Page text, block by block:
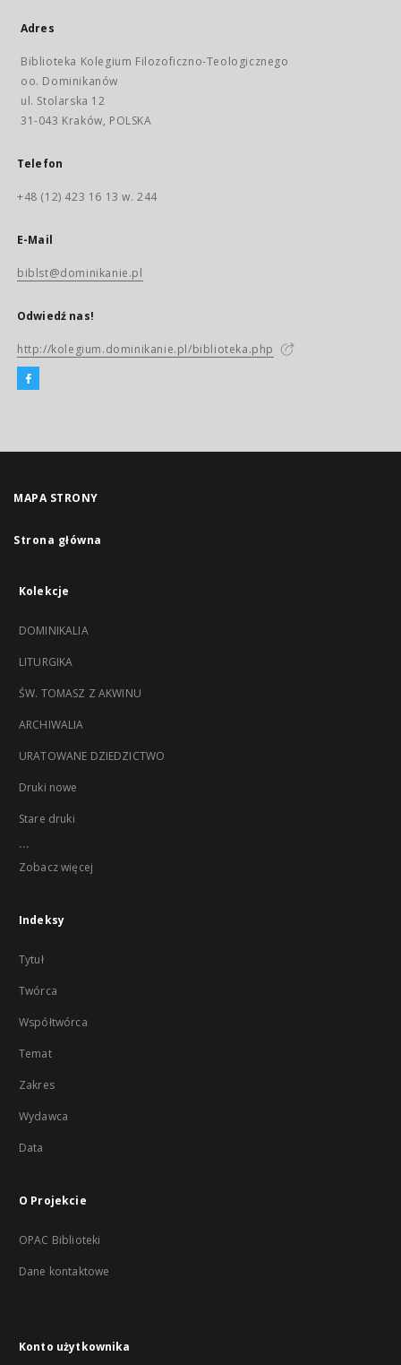
Adres
Biblioteka Kolegium Filozoficzno-Teologicznego
oo. Dominikanów
ul. Stolarska 12
31-043 Kraków, POLSKA
Telefon
+48 (12) 423 16 13 w. 244
E-Mail
biblst@dominikanie.pl
Odwiedź nas!
http://kolegium.dominikanie.pl/biblioteka.php
MAPA STRONY
Strona główna
Kolekcje
DOMINIKALIA
LITURGIKA
ŚW. TOMASZ Z AKWINU
ARCHIWALIA
URATOWANE DZIEDZICTWO
Druki nowe
Stare druki
...
Zobacz więcej
Indeksy
Tytuł
Twórca
Współtwórca
Temat
Zakres
Wydawca
Data
O Projekcie
OPAC Biblioteki
Dane kontaktowe
Konto użytkownika